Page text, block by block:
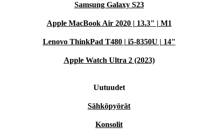
Samsung Galaxy S23
Apple MacBook Air 2020 | 13.3" | M1
Lenovo ThinkPad T480 | i5-8350U | 14"
Apple Watch Ultra 2 (2023)
Uutuudet
Sähköpyörät
Konsolit